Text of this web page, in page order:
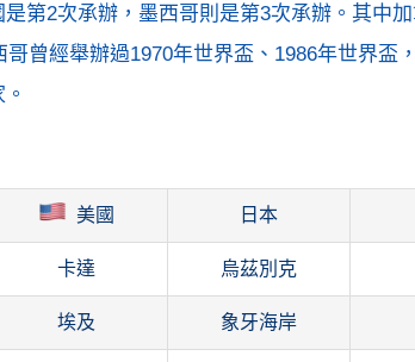
第2次承辦，墨西哥則是第3次承辦。其中
曾經舉辦過1970年世界盃、1986年世界盃
美國 日本
卡達 烏茲別克
埃及 象牙海岸